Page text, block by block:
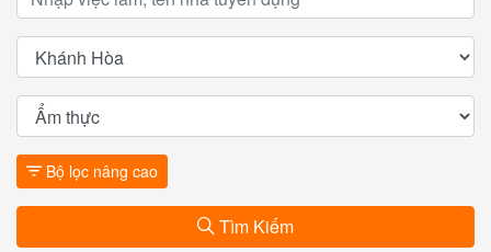
Bộ lọc nâng cao
Tìm Kiếm